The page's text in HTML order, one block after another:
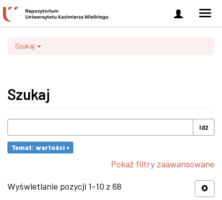
Zaloguj
się
Szukaj
Szukaj
Idź
Temat: wartości ×
Pokaż filtry zaawansowane
Wyświetlanie pozycji 1-10 z 68